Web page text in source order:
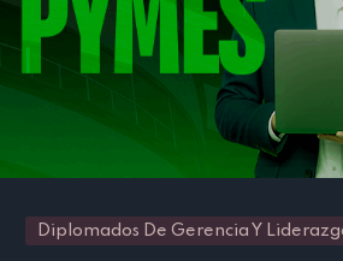
Diplomados De Gerencia Y